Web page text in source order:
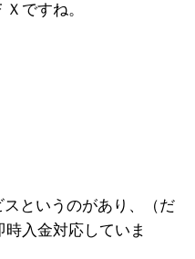
ですね。
というのがあり、（だ
入金対応していま